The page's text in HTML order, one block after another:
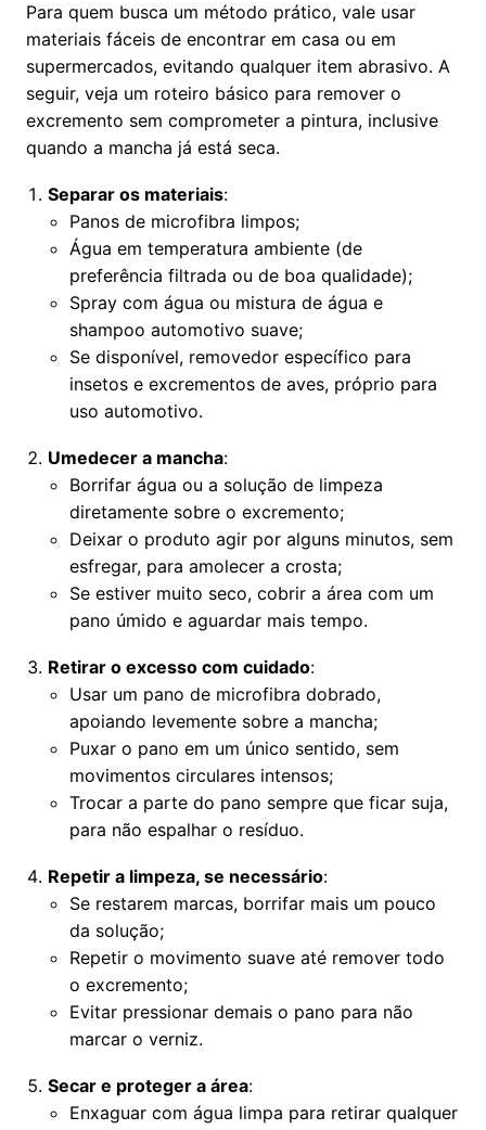
Para quem busca um método prático, vale usar
materiais fáceis de encontrar em casa ou em
supermercados, evitando qualquer item abrasivo. A
seguir, veja um roteiro básico para remover o
excremento sem comprometer a pintura, inclusive
quando a mancha já está seca.
Separar os materiais:
Panos de microfibra limpos;
Água em temperatura ambiente (de
preferência filtrada ou de boa qualidade);
Spray com água ou mistura de água e
shampoo automotivo suave;
Se disponível, removedor específico para
insetos e excrementos de aves, próprio para
uso automotivo.
Umedecer a mancha:
Borrifar água ou a solução de limpeza
diretamente sobre o excremento;
Deixar o produto agir por alguns minutos, sem
esfregar, para amolecer a crosta;
Se estiver muito seco, cobrir a área com um
pano úmido e aguardar mais tempo.
Retirar o excesso com cuidado:
Usar um pano de microfibra dobrado,
apoiando levemente sobre a mancha;
Puxar o pano em um único sentido, sem
movimentos circulares intensos;
Trocar a parte do pano sempre que ficar suja,
para não espalhar o resíduo.
Repetir a limpeza, se necessário:
Se restarem marcas, borrifar mais um pouco
da solução;
Repetir o movimento suave até remover todo
o excremento;
Evitar pressionar demais o pano para não
marcar o verniz.
Secar e proteger a área:
Enxaguar com água limpa para retirar qualquer